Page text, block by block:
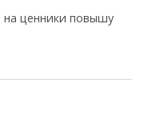
на ценники повышу